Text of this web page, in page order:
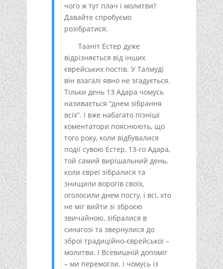
чого ж тут плач і молитви?
Давайте спробуємо
розібратися.
Тааніт Естер дуже
відрізняється від інших
єврейських постів. У Талмуді
він взагалі явно не згадується.
Тільки день 13 Адара чомусь
називається “днем зібрання
всіх”. І вже набагато пізніші
коментатори пояснюють, що
того року, коли відбувалися
події сувою Естер, 13-го Адара,
той самий вирішальний день,
коли євреї зібралися та
знищили ворогів своїх,
оголосили днем посту, і всі, хто
не міг вийти зі зброєю
звичайною, зібралися в
синагозі та звернулися до
зброї традиційно-єврейської –
молитви. І Всевишній допоміг
– ми перемогли. І чомусь із